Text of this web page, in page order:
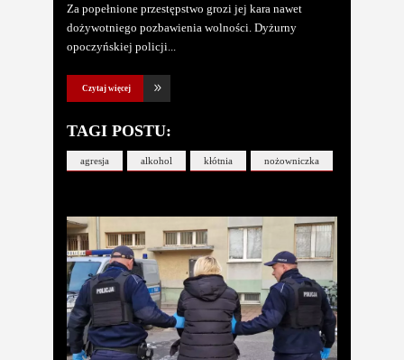
Za popełnione przestępstwo grozi jej kara nawet
dożywotniego pozbawienia wolności. Dyżurny
opoczyńskiej policji
Czytaj więcej
TAGI POSTU:
agresja alkohol kłótnia nożowniczka